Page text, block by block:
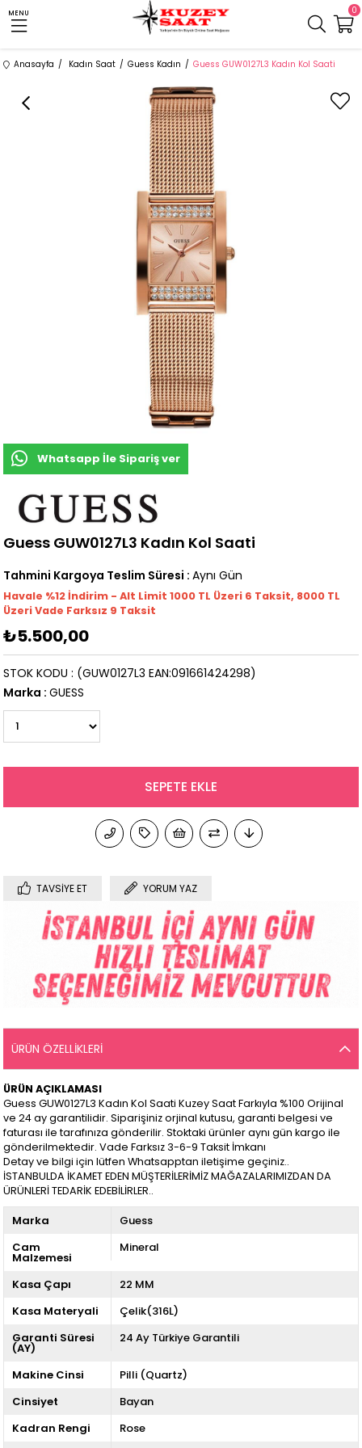
MENU 0
Anasayfa Kadın Saat Guess Kadın Guess GUW0127L3 Kadın Kol Saati
Whatsapp İle Sipariş ver
Guess GUW0127L3 Kadın Kol Saati
Tahmini Kargoya Teslim Süresi : Aynı Gün
Havale %12 İndirim - Alt Limit 1000 TL Üzeri 6 Taksit, 8000 TL
Üzeri Vade Farksız 9 Taksit
₺5.500,00
(GUW0127L3 EAN:091661424298)
STOK KODU
Marka : GUESS
TAVSIYE ET YORUM YAZ
ÜRÜN ÖZELLIKLERI
ÜRÜN AÇIKLAMASI
Guess GUW0127L3 Kadın Kol Saati Kuzey Saat Farkıyla %100 Orijinal
ve 24 ay garantilidir. Siparişiniz orjinal kutusu, garanti belgesi ve
faturası ile tarafınıza gönderilir. Stoktaki ürünler aynı gün kargo ile
gönderilmektedir. Vade Farksız 3-6-9 Taksit İmkanı
Detay ve bilgi için lütfen Whatsapptan iletişime geçiniz..
İSTANBULDA İKAMET EDEN MÜŞTERİLERİMİZ MAĞAZALARIMIZDAN DA
ÜRÜNLERİ TEDARİK EDEBİLİRLER..
Marka
Guess
Cam
Malzemesi
Mineral
Kasa Çapı
22 MM
Kasa Materyali
Çelik(316L)
Garanti Süresi
(AY)
24 Ay Türkiye Garantili
Makine Cinsi
Pilli (Quartz)
Cinsiyet
Bayan
Kadran Rengi
Rose